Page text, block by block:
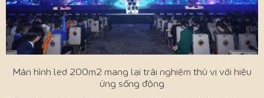
Màn hình led 200m2 mang lại trải nghiệm thú vị với hiệu
ứng sống động